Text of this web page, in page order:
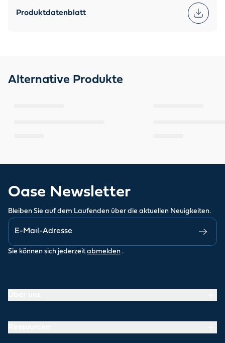
Produktdatenblatt
Alternative Produkte
Oase Newsletter
Bleiben Sie auf dem Laufenden über die aktuellen Neuigkeiten.
Sie können sich jederzeit abmelden .